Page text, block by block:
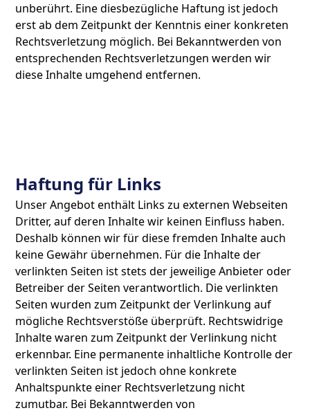
unberührt. Eine diesbezügliche Haftung ist jedoch
erst ab dem Zeitpunkt der Kenntnis einer konkreten
Rechtsverletzung möglich. Bei Bekanntwerden von
entsprechenden Rechtsverletzungen werden wir
diese Inhalte umgehend entfernen.
Haftung für Links
Unser Angebot enthält Links zu externen Webseiten
Dritter, auf deren Inhalte wir keinen Einfluss haben.
Deshalb können wir für diese fremden Inhalte auch
keine Gewähr übernehmen. Für die Inhalte der
verlinkten Seiten ist stets der jeweilige Anbieter oder
Betreiber der Seiten verantwortlich. Die verlinkten
Seiten wurden zum Zeitpunkt der Verlinkung auf
mögliche Rechtsverstöße überprüft. Rechtswidrige
Inhalte waren zum Zeitpunkt der Verlinkung nicht
erkennbar. Eine permanente inhaltliche Kontrolle der
verlinkten Seiten ist jedoch ohne konkrete
Anhaltspunkte einer Rechtsverletzung nicht
zumutbar. Bei Bekanntwerden von